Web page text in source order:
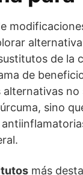
de la
de
alternativas
sino
más